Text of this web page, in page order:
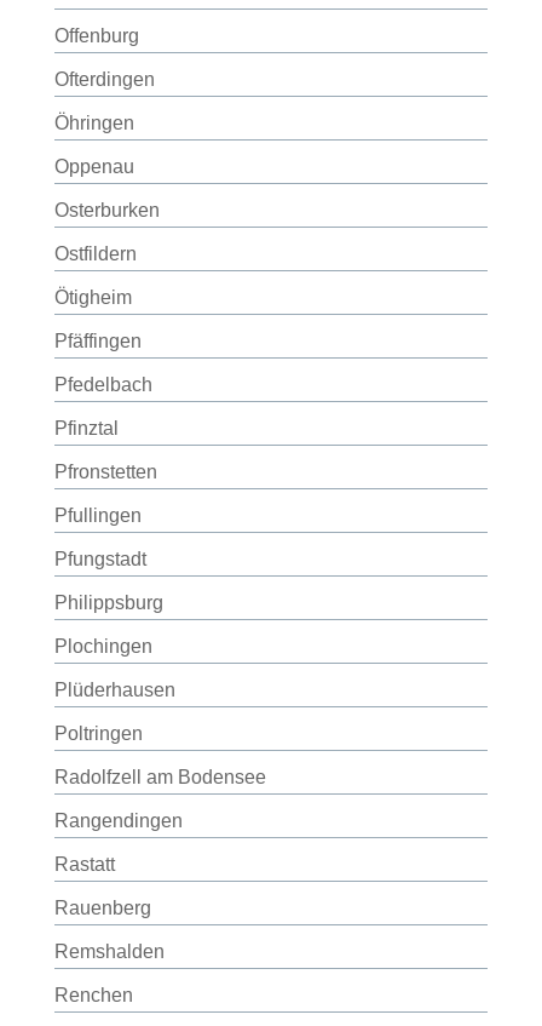
Offenburg
Ofterdingen
Öhringen
Oppenau
Osterburken
Ostfildern
Ötigheim
Pfäffingen
Pfedelbach
Pfinztal
Pfronstetten
Pfullingen
Pfungstadt
Philippsburg
Plochingen
Plüderhausen
Poltringen
Radolfzell am Bodensee
Rangendingen
Rastatt
Rauenberg
Remshalden
Renchen